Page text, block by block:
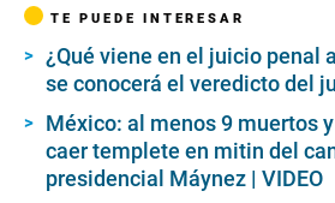
TE PUEDE INTERESAR
¿Qué viene en el juicio penal
se conocerá el veredicto del
México: al menos 9 muertos
caer templete en mitin del
presidencial Máynez | VIDEO